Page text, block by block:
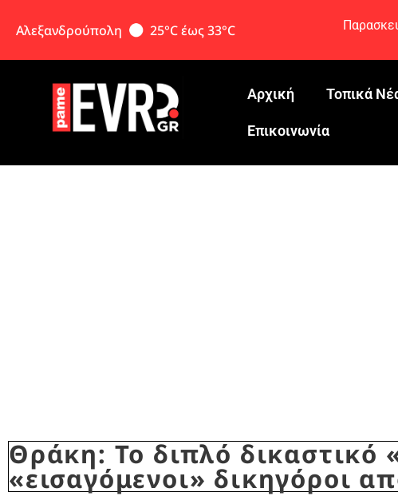
Αλεξανδρούπολη 25°C έως 33°C
Αρχική Τοπικά
Eπικοινωνία
Θράκη: Το διπλό δικαστικό
«εισαγόμενοι» δικηγόροι